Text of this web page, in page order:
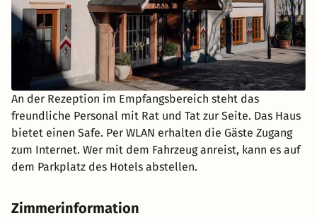
An der Rezeption im Empfangsbereich steht das
freundliche Personal mit Rat und Tat zur Seite. Das Haus
bietet einen Safe. Per WLAN erhalten die Gäste Zugang
zum Internet. Wer mit dem Fahrzeug anreist, kann es auf
dem Parkplatz des Hotels abstellen.
Zimmerinformation